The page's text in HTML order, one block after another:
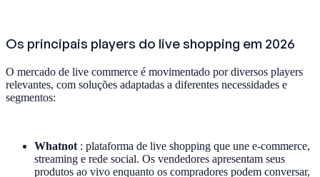
Os principais players do live shopping em 2026
O mercado de live commerce é movimentado por diversos players
relevantes, com soluções adaptadas a diferentes necessidades e
segmentos:
Whatnot : plataforma de live shopping que une e-commerce,
streaming e rede social. Os vendedores apresentam seus
produtos ao vivo enquanto os compradores podem conversar,